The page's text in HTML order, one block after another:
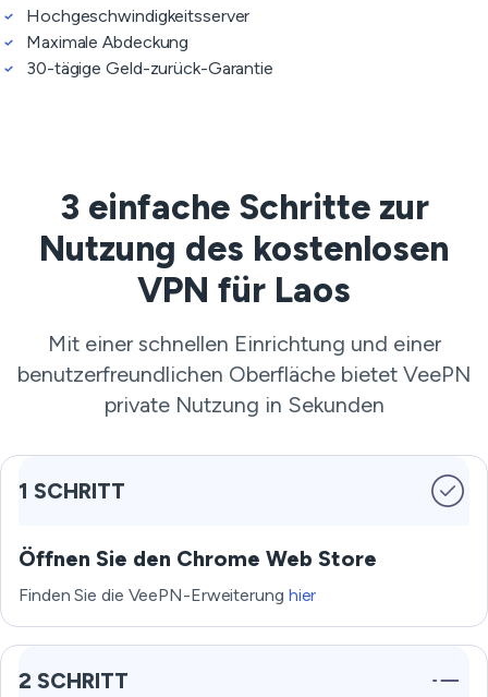
Hochgeschwindigkeitsserver
Maximale Abdeckung
30-tägige Geld-zurück-Garantie
3 einfache Schritte zur
Nutzung des kostenlosen
VPN für Laos
Mit einer schnellen Einrichtung und einer
benutzerfreundlichen Oberfläche bietet VeePN
private Nutzung in Sekunden
1 SCHRITT
Öffnen Sie den Chrome Web Store
Finden Sie die VeePN-Erweiterung hier
2 SCHRITT